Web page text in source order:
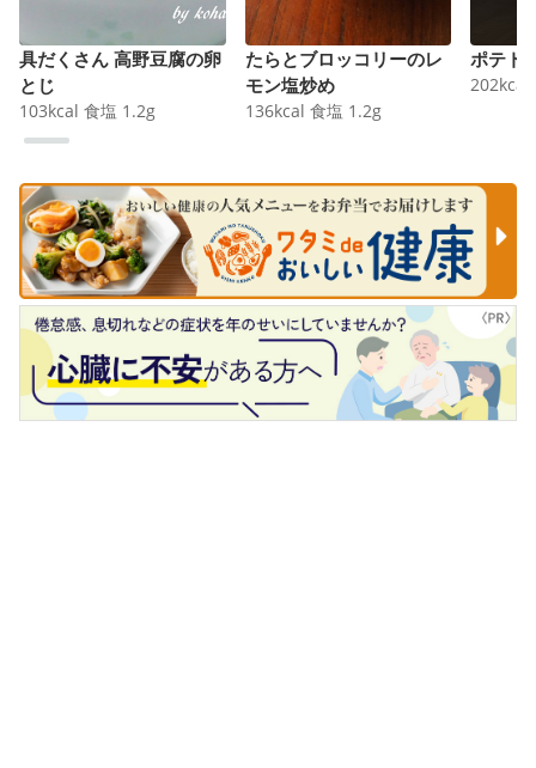
具だくさん 高野豆腐の卵
とじ
103kcal 食塩 1.2g
たらとブロッコリーのレ
モン塩炒め
136kcal 食塩 1.2g
ポテト
202kcal